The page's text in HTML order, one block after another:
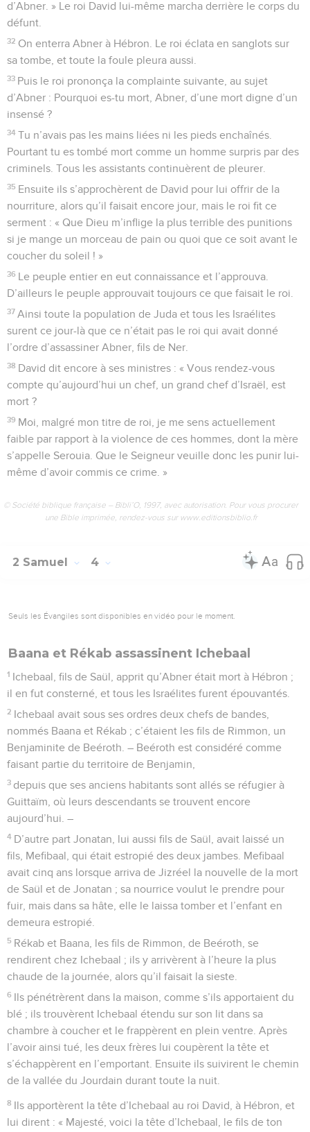
d’Abner. » Le roi David lui-même marcha derrière le corps du
défunt.
32 On enterra Abner à Hébron. Le roi éclata en sanglots sur
sa tombe, et toute la foule pleura aussi.
33 Puis le roi prononça la complainte suivante, au sujet
d’Abner : Pourquoi es-tu mort, Abner, d’une mort digne d’un
insensé ?
34 Tu n’avais pas les mains liées ni les pieds enchaînés.
Pourtant tu es tombé mort comme un homme surpris par des
criminels. Tous les assistants continuèrent de pleurer.
35 Ensuite ils s’approchèrent de David pour lui offrir de la
nourriture, alors qu’il faisait encore jour, mais le roi fit ce
serment : « Que Dieu m’inflige la plus terrible des punitions
si je mange un morceau de pain ou quoi que ce soit avant le
coucher du soleil ! »
36 Le peuple entier en eut connaissance et l’approuva.
D’ailleurs le peuple approuvait toujours ce que faisait le roi.
37 Ainsi toute la population de Juda et tous les Israélites
surent ce jour-là que ce n’était pas le roi qui avait donné
l’ordre d’assassiner Abner, fils de Ner.
38 David dit encore à ses ministres : « Vous rendez-vous
compte qu’aujourd’hui un chef, un grand chef d’Israël, est
mort ?
39 Moi, malgré mon titre de roi, je me sens actuellement
faible par rapport à la violence de ces hommes, dont la mère
s’appelle Serouia. Que le Seigneur veuille donc les punir lui-
même d’avoir commis ce crime. »
© Société biblique française – Bibli’O, 1997, avec autorisation. Pour vous procurer
une Bible imprimée, rendez-vous sur www.editionsbiblio.fr
2 Samuel 4
Seuls les Évangiles sont disponibles en vidéo pour le moment.
Baana et Rékab assassinent Ichebaal
1 Ichebaal, fils de Saül, apprit qu’Abner était mort à Hébron ;
il en fut consterné, et tous les Israélites furent épouvantés.
2 Ichebaal avait sous ses ordres deux chefs de bandes,
nommés Baana et Rékab ; c’étaient les fils de Rimmon, un
Benjaminite de Beéroth. – Beéroth est considéré comme
faisant partie du territoire de Benjamin,
3 depuis que ses anciens habitants sont allés se réfugier à
Guittaïm, où leurs descendants se trouvent encore
aujourd’hui. –
4 D’autre part Jonatan, lui aussi fils de Saül, avait laissé un
fils, Mefibaal, qui était estropié des deux jambes. Mefibaal
avait cinq ans lorsque arriva de Jizréel la nouvelle de la mort
de Saül et de Jonatan ; sa nourrice voulut le prendre pour
fuir, mais dans sa hâte, elle le laissa tomber et l’enfant en
demeura estropié.
5 Rékab et Baana, les fils de Rimmon, de Beéroth, se
rendirent chez Ichebaal ; ils y arrivèrent à l’heure la plus
chaude de la journée, alors qu’il faisait la sieste.
6 Ils pénétrèrent dans la maison, comme s’ils apportaient du
blé ; ils trouvèrent Ichebaal étendu sur son lit dans sa
chambre à coucher et le frappèrent en plein ventre. Après
l’avoir ainsi tué, les deux frères lui coupèrent la tête et
s’échappèrent en l’emportant. Ensuite ils suivirent le chemin
de la vallée du Jourdain durant toute la nuit.
8 Ils apportèrent la tête d’Ichebaal au roi David, à Hébron, et
lui dirent : « Majesté, voici la tête d’Ichebaal, le fils de ton